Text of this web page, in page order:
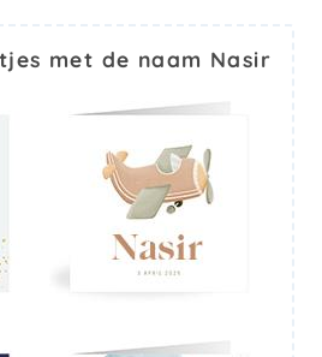
met de naam Nasir